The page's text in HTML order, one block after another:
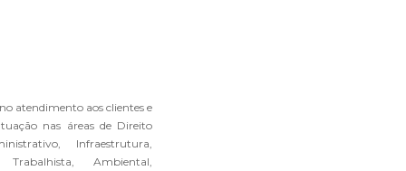
atendimento aos clientes e
nas áreas de Direito
Infraestrutura,
Ambiental,